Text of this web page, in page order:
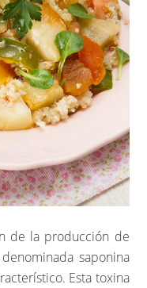
de la producción de
saponina
Esta toxina